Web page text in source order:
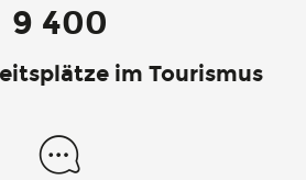
9 400
im Tourismus